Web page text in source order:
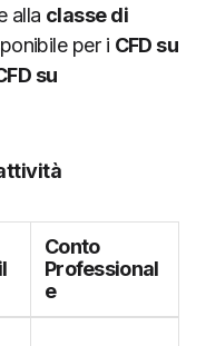
alla classe di
per i CFD su
su
Conto
Professional
e